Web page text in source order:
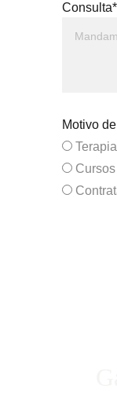
Consulta*
Motivo